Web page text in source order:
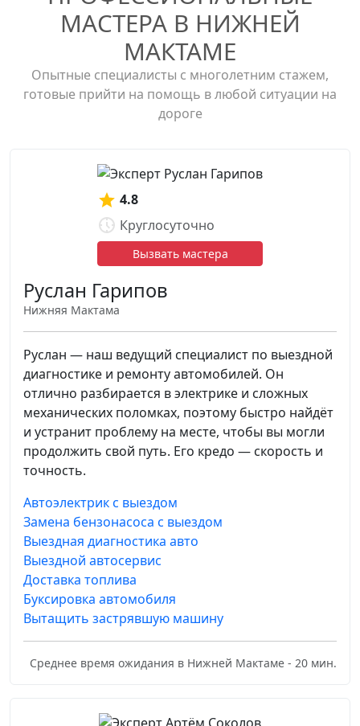
МАСТЕРА В НИЖНЕЙ
МАКТАМЕ
Опытные специалисты с многолетним стажем,
готовые прийти на помощь в любой ситуации на
дороге
4.8
Круглосуточно
Вызвать мастера
Руслан Гарипов
Нижняя Мактама
Руслан — наш ведущий специалист по выездной
диагностике и ремонту автомобилей. Он
отлично разбирается в электрике и сложных
механических поломках, поэтому быстро найдёт
и устранит проблему на месте, чтобы вы могли
продолжить свой путь. Его кредо — скорость и
точность.
Автоэлектрик с выездом
Замена бензонасоса с выездом
Выездная диагностика авто
Выездной автосервис
Доставка топлива
Буксировка автомобиля
Вытащить застрявшую машину
Среднее время ожидания в Нижней Мактаме - 20 мин.